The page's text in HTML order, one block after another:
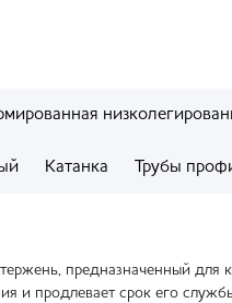
Катанка Трубы
предназначенный
и продлевает срок его